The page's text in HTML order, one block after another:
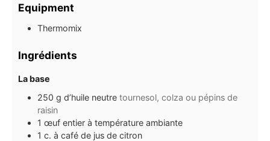
Equipment
Thermomix
Ingrédients
La base
250 g d’huile neutre tournesol, colza ou pépins de
raisin
1 œuf entier à température ambiante
1 c. à café de jus de citron